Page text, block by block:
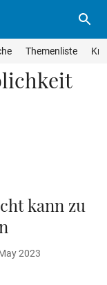
ThemenlisteSuche
kann zu
2023